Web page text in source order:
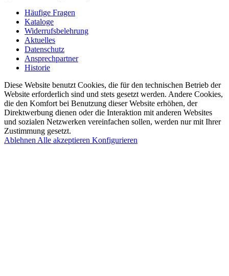
Häufige Fragen
Kataloge
Widerrufsbelehrung
Aktuelles
Datenschutz
Ansprechpartner
Historie
Diese Website benutzt Cookies, die für den technischen Betrieb der
Website erforderlich sind und stets gesetzt werden. Andere Cookies,
die den Komfort bei Benutzung dieser Website erhöhen, der
Direktwerbung dienen oder die Interaktion mit anderen Websites
und sozialen Netzwerken vereinfachen sollen, werden nur mit Ihrer
Zustimmung gesetzt.
Ablehnen Alle akzeptieren Konfigurieren